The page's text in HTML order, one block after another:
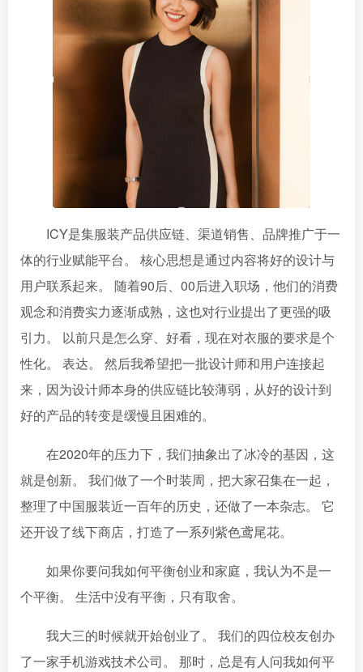
ICY是集服装产品供应链、渠道销售、品牌推广于一
体的行业赋能平台。 核心思想是通过内容将好的设计与
用户联系起来。 随着90后、00后进入职场，他们的消费
观念和消费实力逐渐成熟，这也对行业提出了更强的吸
引力。 以前只是怎么穿、好看，现在对衣服的要求是个
性化。 表达。 然后我希望把一批设计师和用户连接起
来，因为设计师本身的供应链比较薄弱，从好的设计到
好的产品的转变是缓慢且困难的。
在2020年的压力下，我们抽象出了冰冷的基因，这
就是创新。 我们做了一个时装周，把大家召集在一起，
整理了中国服装近一百年的历史，还做了一本杂志。 它
还开设了线下商店，打造了一系列紫色鸢尾花。
如果你要问我如何平衡创业和家庭，我认为不是一
个平衡。 生活中没有平衡，只有取舍。
我大三的时候就开始创业了。 我们的四位校友创办
了一家手机游戏技术公司。 那时，总是有人问我如何平